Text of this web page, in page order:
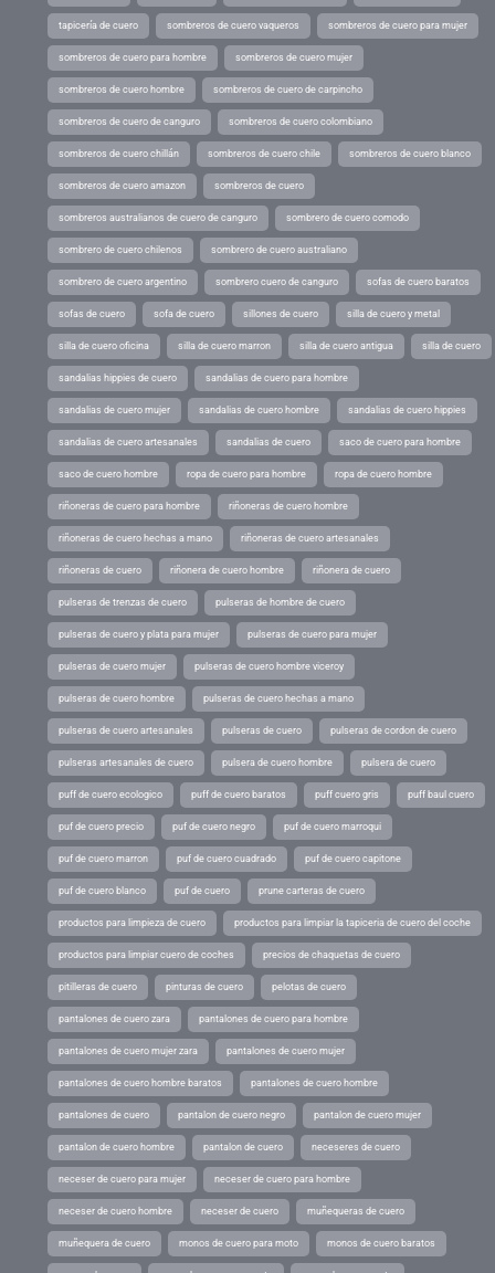
tapicería de cuero sombreros de cuero vaqueros sombreros de cuero para mujer
sombreros de cuero para hombre sombreros de cuero mujer
sombreros de cuero hombre sombreros de cuero de carpincho
sombreros de cuero de canguro sombreros de cuero colombiano
sombreros de cuero chillán sombreros de cuero chile sombreros de cuero blanco
sombreros de cuero amazon sombreros de cuero
sombreros australianos de cuero de canguro sombrero de cuero comodo
sombrero de cuero chilenos sombrero de cuero australiano
sombrero de cuero argentino sombrero cuero de canguro sofas de cuero baratos
sofas de cuero sofa de cuero sillones de cuero silla de cuero y metal
silla de cuero oficina silla de cuero marron silla de cuero antigua silla de cuero
sandalias hippies de cuero sandalias de cuero para hombre
sandalias de cuero mujer sandalias de cuero hombre sandalias de cuero hippies
sandalias de cuero artesanales sandalias de cuero saco de cuero para hombre
saco de cuero hombre ropa de cuero para hombre ropa de cuero hombre
riñoneras de cuero para hombre riñoneras de cuero hombre
riñoneras de cuero hechas a mano riñoneras de cuero artesanales
riñoneras de cuero riñonera de cuero hombre riñonera de cuero
pulseras de trenzas de cuero pulseras de hombre de cuero
pulseras de cuero y plata para mujer pulseras de cuero para mujer
pulseras de cuero mujer pulseras de cuero hombre viceroy
pulseras de cuero hombre pulseras de cuero hechas a mano
pulseras de cuero artesanales pulseras de cuero pulseras de cordon de cuero
pulseras artesanales de cuero pulsera de cuero hombre pulsera de cuero
puff de cuero ecologico puff de cuero baratos puff cuero gris puff baul cuero
puf de cuero precio puf de cuero negro puf de cuero marroqui
puf de cuero marron puf de cuero cuadrado puf de cuero capitone
puf de cuero blanco puf de cuero prune carteras de cuero
productos para limpieza de cuero productos para limpiar la tapiceria de cuero del coche
productos para limpiar cuero de coches precios de chaquetas de cuero
pitilleras de cuero pinturas de cuero pelotas de cuero
pantalones de cuero zara pantalones de cuero para hombre
pantalones de cuero mujer zara pantalones de cuero mujer
pantalones de cuero hombre baratos pantalones de cuero hombre
pantalones de cuero pantalon de cuero negro pantalon de cuero mujer
pantalon de cuero hombre pantalon de cuero neceseres de cuero
neceser de cuero para mujer neceser de cuero para hombre
neceser de cuero hombre neceser de cuero muñequeras de cuero
muñequera de cuero monos de cuero para moto monos de cuero baratos